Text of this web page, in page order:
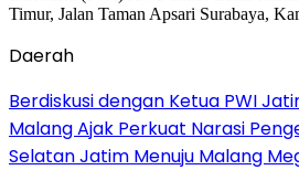
Daerah
Berdiskusi dengan Ketua PWI
Malang Ajak Perkuat Narasi
Selatan Jatim Menuju Malang